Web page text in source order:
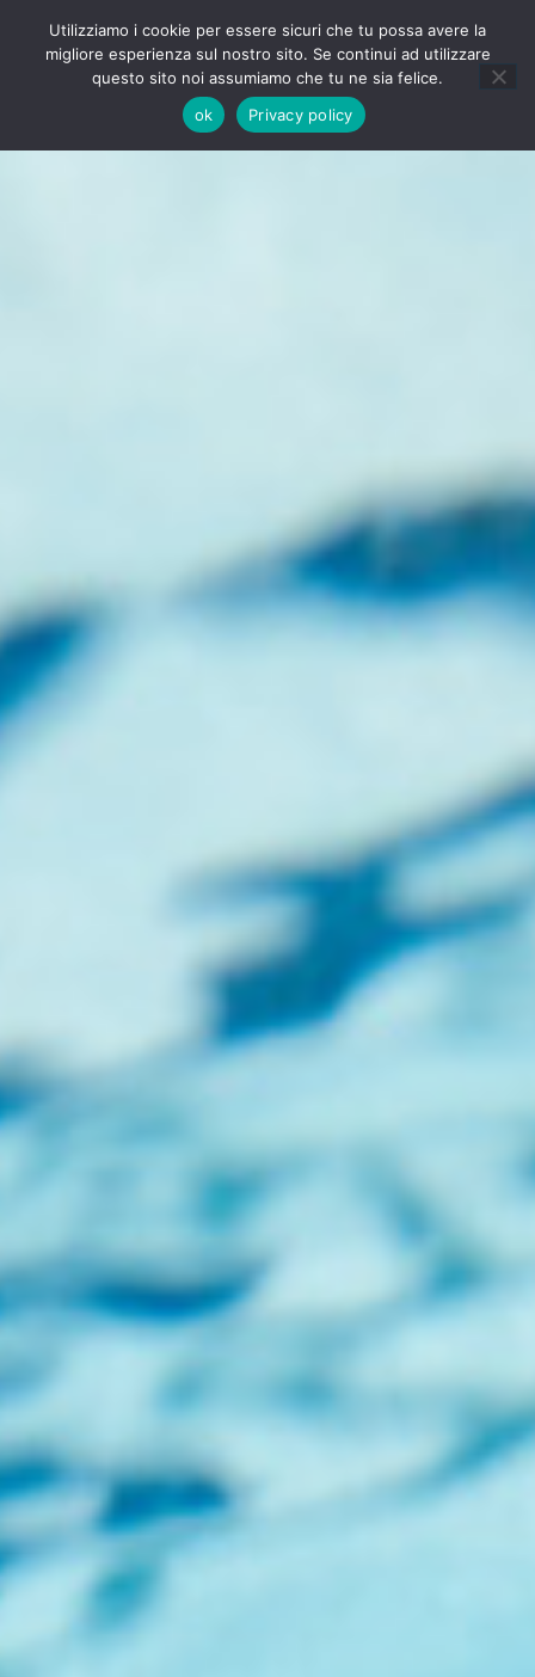
IT EN
CONTATTI BLOG
Utilizziamo i cookie per essere sicuri che tu possa avere la
migliore esperienza sul nostro sito. Se continui ad utilizzare
questo sito noi assumiamo che tu ne sia felice.
ok
Privacy policy